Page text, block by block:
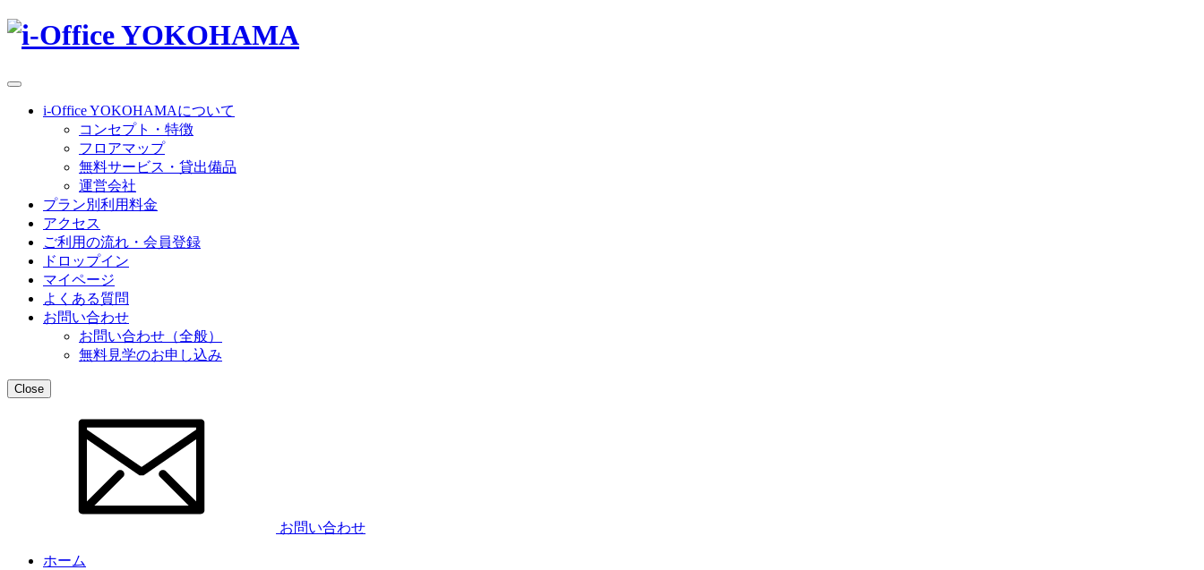
i-Office YOKOHAMAについて
コンセプト・特徴
フロアマップ
無料サービス・貸出備品
運営会社
プラン別利用料金
アクセス
ご利用の流れ・会員登録
ドロップイン
マイページ
よくある質問
お問い合わせ
お問い合わせ（全般）
無料見学のお申し込み
Close
お問い合わせ
ホーム